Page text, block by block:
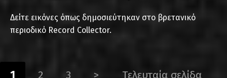
Δείτε εικόνες όπως δημοσιεύτηκαν στο βρετανικό
περιοδικό Record Collector.
1 2 3 > Τελευταία σελίδα